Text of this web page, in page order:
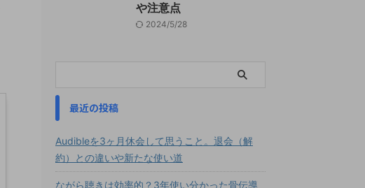
や注意点
2024/5/28
最近の投稿
Audibleを3ヶ月休会して思うこと。退会（解
約）との違いや新たな使い道
ながら聴きは効率的？3年使い分かった骨伝導